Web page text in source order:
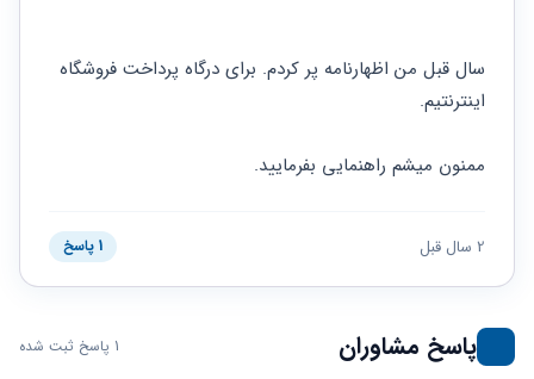
اینترنتیم.
ممنون میشم راهنمایی بفرمایید.
2 سال قبل 1 پاسخ
پاسخ مشاوران 1 پاسخ ثبت شده